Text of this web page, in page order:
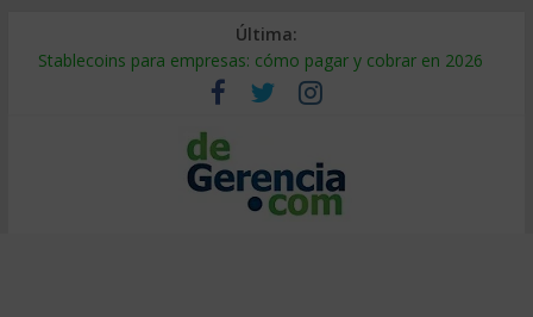
Última:
Stablecoins para empresas: cómo pagar y cobrar en 2026
Despido silencioso: qué es y por qué sale tan caro
IA en selección de personal: cómo auditarla a tiempo
Trabajo forzoso en la cadena de suministro: qué hacer
Mercado hispano de EE. UU.: cómo segmentarlo y venderle